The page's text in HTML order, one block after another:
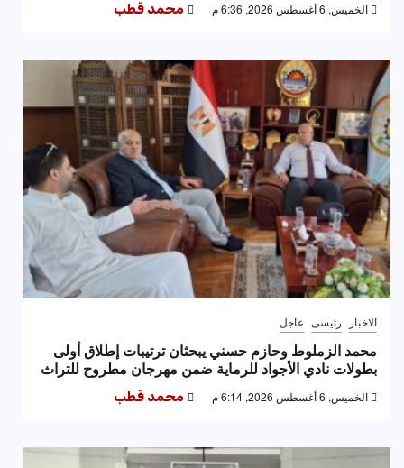
الخميس, 6 أغسطس 2026, 6:36 م محمد قطب
الاخبار رئيسى عاجل
محمد الزملوط وحازم حسني يبحثان ترتيبات إطلاق أولى
بطولات نادي الأجواد للرماية ضمن مهرجان مطروح للتراث
الخميس, 6 أغسطس 2026, 6:14 م محمد قطب